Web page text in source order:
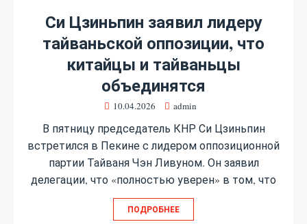
Си Цзиньпин заявил лидеру
тайваньской оппозиции, что
китайцы и тайваньцы
объединятся
10.04.2026 admin
В пятницу председатель КНР Си Цзиньпин
встретился в Пекине с лидером оппозиционной
партии Тайваня Чэн Ливуном. Он заявил
делегации, что «полностью уверен» в том, что
ПОДРОБНЕЕ